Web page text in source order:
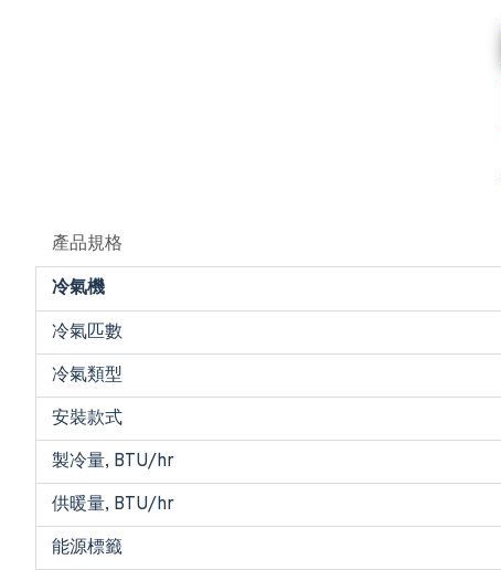
產品規格
冷氣機
冷氣匹數
冷氣類型
安裝款式
製冷量, BTU/hr
供暖量, BTU/hr
能源標籤